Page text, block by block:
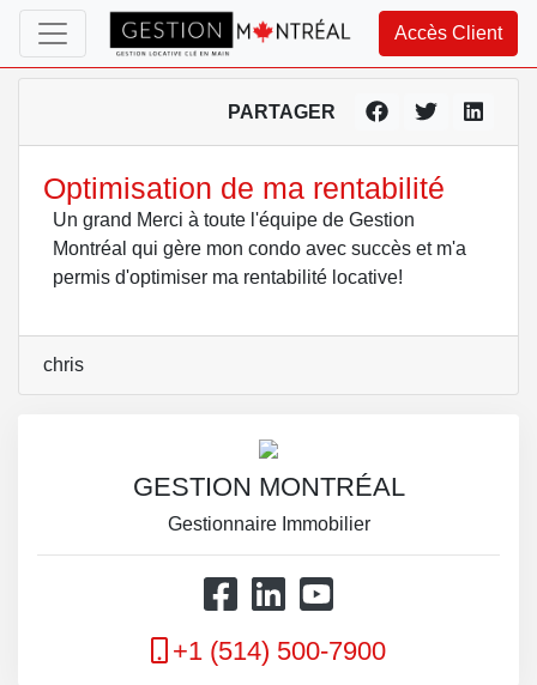
Accès Client
PARTAGER
Optimisation de ma rentabilité
Un grand Merci à toute l'équipe de Gestion
Montréal qui gère mon condo avec succès et m'a
permis d'optimiser ma rentabilité locative!
chris
GESTION MONTRÉAL
Gestionnaire Immobilier
+1 (514) 500-7900